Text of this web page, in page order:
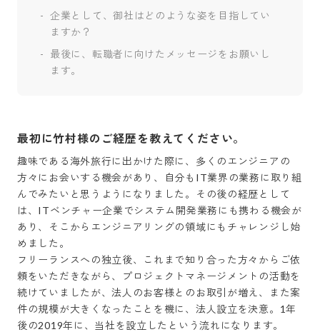
企業として、御社はどのような姿を目指してい
ますか？
最後に、転職者に向けたメッセージをお願いし
ます。
最初に竹村様のご経歴を教えてください。
趣味である海外旅行に出かけた際に、多くのエンジニアの
方々にお会いする機会があり、自分もIT業界の業務に取り組
んでみたいと思うようになりました。その後の経歴として
は、ITベンチャー企業でシステム開発業務にも携わる機会が
あり、そこからエンジニアリングの領域にもチャレンジし始
めました。
フリーランスへの独立後、これまで知り合った方々からご依
頼をいただきながら、プロジェクトマネージメントの活動を
続けていましたが、法人のお客様とのお取引が増え、また案
件の規模が大きくなったことを機に、法人設立を決意。1年
後の2019年に、当社を設立したという流れになります。